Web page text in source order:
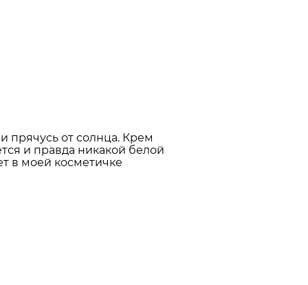
прячусь от солнца. Крем
и правда никакой белой
в моей косметичке